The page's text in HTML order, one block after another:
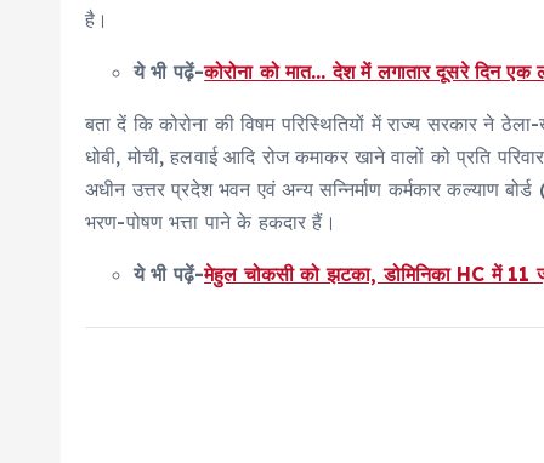
है।
ये भी पढ़ें-कोरोना को मात… देश में लगातार दूसरे दिन
बता दें कि कोरोना की विषम परिस्थितियों में राज्य सरकार ने
धोबी, मोची, हलवाई आदि रोज कमाकर खाने वालों को प्रति
अधीन उत्तर प्रदेश भवन एवं अन्य सन्निर्माण कर्मकार कल्याण
भरण-पोषण भत्ता पाने के हकदार हैं।
ये भी पढ़ें-मेहुल चोकसी को झटका, डोमिनिका HC में